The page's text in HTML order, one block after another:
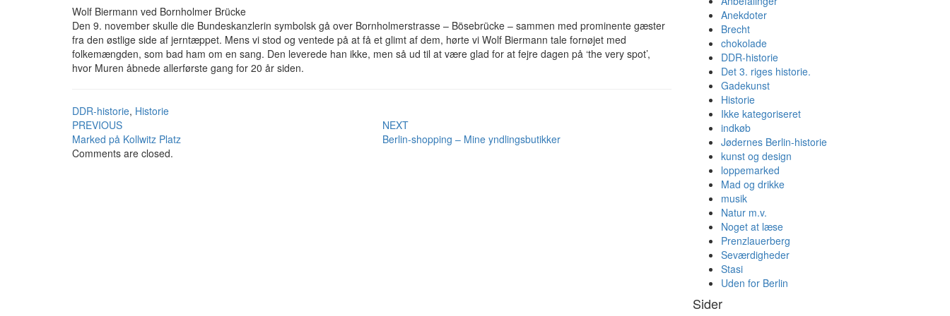
Wolf Biermann ved Bornholmer Brücke
Den 9. november skulle die Bundeskanzlerin symbolsk gå over Bornholmerstrasse – Bösebrücke – sammen med prominente gæster
fra den østlige side af jerntæppet. Mens vi stod og ventede på at få et glimt af dem, hørte vi Wolf Biermann tale fornøjet med
folkemængden, som bad ham om en sang. Den leverede han ikke, men så ud til at være glad for at fejre dagen på ‘the very spot’,
hvor Muren åbnede allerførste gang for 20 år siden.
DDR-historie, Historie
Post
navigation
PREVIOUS
Marked på Kollwitz Platz
NEXT
Berlin-shopping – Mine yndlingsbutikker
Comments are closed.
Anekdoter
Brecht
chokolade
DDR-historie
Det 3. riges historie.
Gadekunst
Historie
Ikke kategoriseret
indkøb
Jødernes Berlin-historie
kunst og design
loppemarked
Mad og drikke
musik
Natur m.v.
Noget at læse
Prenzlauerberg
Seværdigheder
Stasi
Uden for Berlin
Sider